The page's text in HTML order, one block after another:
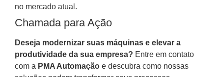
no mercado atual.
Chamada para Ação
Deseja modernizar suas máquinas e elevar a
produtividade da sua empresa? Entre em contato
com a PMA Automação e descubra como nossas